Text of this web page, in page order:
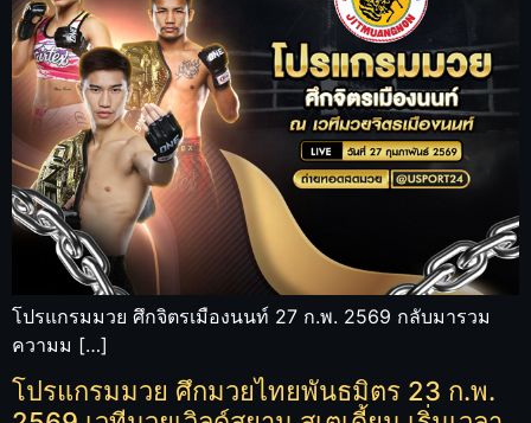
โปรแกรมมวย ศึกจิตรเมืองนนท์ 27 ก.พ. 2569 กลับมารวม
ความม […]
โปรแกรมมวย ศึกมวยไทยพันธมิตร 23 ก.พ.